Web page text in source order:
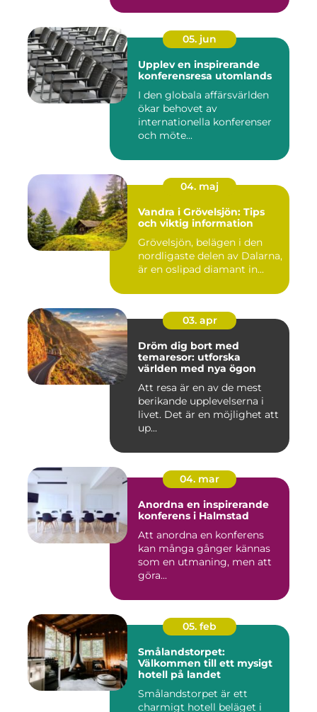
05. jun
Upplev en inspirerande
konferensresa utomlands
I den globala affärsvärlden
ökar behovet av
internationella konferenser
och möte...
04. maj
Vandra i Grövelsjön: Tips
och viktig information
Grövelsjön, belägen i den
nordligaste delen av Dalarna,
är en oslipad diamant in...
03. apr
Dröm dig bort med
temaresor: utforska
världen med nya ögon
Att resa är en av de mest
berikande upplevelserna i
livet. Det är en möjlighet att
up...
04. mar
Anordna en inspirerande
konferens i Halmstad
Att anordna en konferens
kan många gånger kännas
som en utmaning, men att
göra...
05. feb
Smålandstorpet:
Välkommen till ett mysigt
hotell på landet
Smålandstorpet är ett
charmigt hotell beläget i